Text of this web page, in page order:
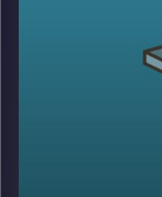
הרבים
כדאי
העבודה